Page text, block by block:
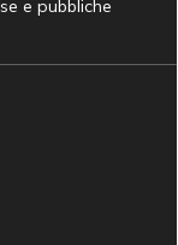
e pubbliche